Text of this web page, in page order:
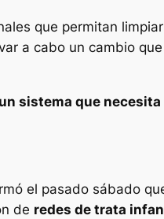
que permitan
a cabo un cambio
sistema que
el pasado sábado
de redes de trata